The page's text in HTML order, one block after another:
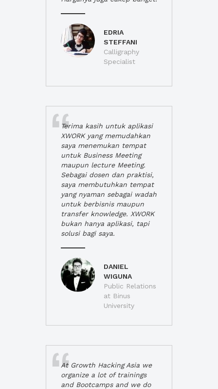
EDRIA
STEFFANI
Calligraphy
Specialist
Terima kasih untuk aplikasi
XWORK yang memudahkan
saya menemukan tempat
untuk Business Meeting
maupun lecture Meeting.
Sebagai dosen dan praktisi,
saya membutuhkan tempat
yang nyaman sebagai wadah
untuk berbisnis maupun
transfer knowledge. XWORK
bukan hanya aplikasi, tapi
solusi bagi saya.
DANIEL
WIGUNA
Public Relations
at Binus
University
At Growth Hacking Asia we
organize a lot of trainings
and Bootcamps and we do